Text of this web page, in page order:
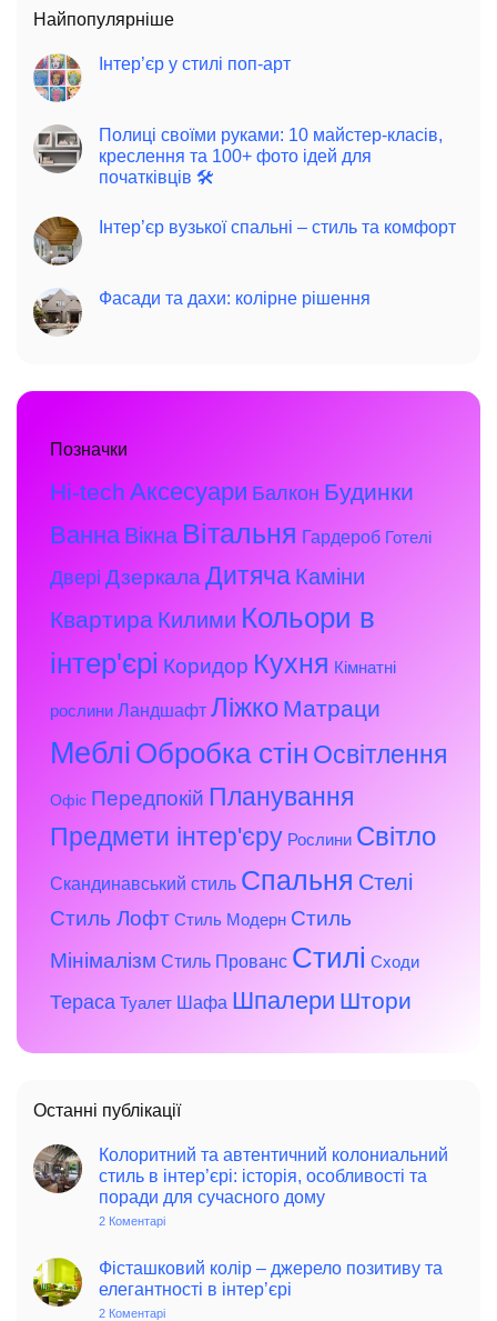
Найпопулярніше
Інтер’єр у стилі поп-арт
Полиці своїми руками: 10 майстер-класів,
креслення та 100+ фото ідей для
початківців 🛠️
Інтер’єр вузької спальні – стиль та комфорт
Фасади та дахи: колірне рішення
Позначки
Hi-tech Аксесуари Балкон Будинки
Ванна Вікна Вітальня Гардероб Готелі
Двері Дзеркала Дитяча Каміни
Квартира Килими Кольори в
інтер'єрі Коридор Кухня Кімнатні
рослини Ландшафт Ліжко Матраци
Меблі Обробка стін Освітлення
Офіс Передпокій Планування
Предмети інтер'єру Рослини Світло
Скандинавський стиль Спальня Стелі
Стиль Лофт Стиль Модерн Стиль
Мінімалізм Стиль Прованс Стилі Сходи
Тераса Туалет Шафа Шпалери Штори
Останні публікації
Колоритний та автентичний колониальний
стиль в інтер’єрі: історія, особливості та
поради для сучасного дому
2 Коментарі
автентичний
колониальний
стиль
Фісташковий колір – джерело позитиву та
елегантності в інтер’єрі
2 Коментарі